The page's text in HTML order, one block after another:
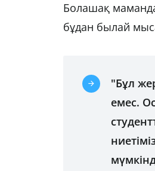
Болашақ
бұдан былай
"Бұл
емес.